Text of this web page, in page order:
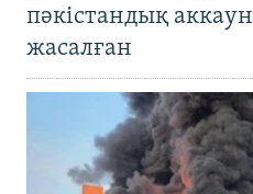
пәкістандық
жасалған